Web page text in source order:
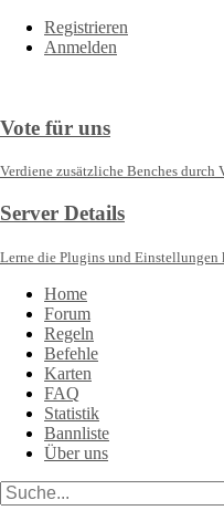
Registrieren
Anmelden
Vote für uns
Verdiene zusätzliche Benches durch
Server Details
Lerne die Plugins und Einstellungen
Home
Forum
Regeln
Befehle
Karten
FAQ
Statistik
Bannliste
Über uns